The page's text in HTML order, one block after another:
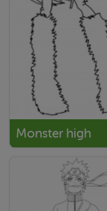
Monster high